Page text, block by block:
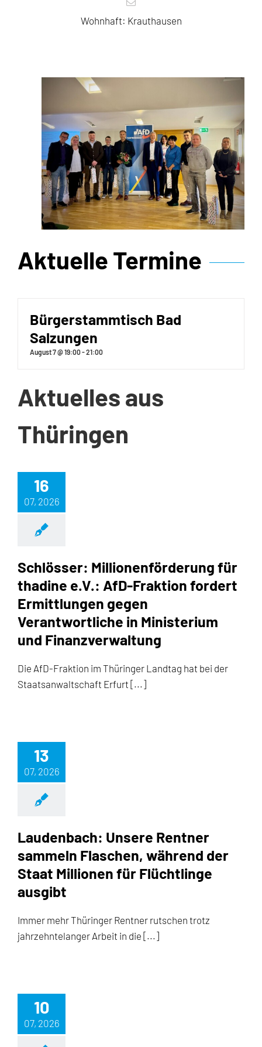
Wohnhaft: Krauthausen
Aktuelle Termine
Bürgerstammtisch Bad
Salzungen
August 7 @ 19:00-21:00
Aktuelles aus
Thüringen
16
07, 2026
Schlösser: Millionenförderung für
thadine e.V.: AfD-Fraktion fordert
Ermittlungen gegen
Verantwortliche in Ministerium
und Finanzverwaltung
Die AfD-Fraktion im Thüringer Landtag hat bei der
Staatsanwaltschaft Erfurt [...]
13
07, 2026
Laudenbach: Unsere Rentner
sammeln Flaschen, während der
Staat Millionen für Flüchtlinge
ausgibt
Immer mehr Thüringer Rentner rutschen trotz
jahrzehntelanger Arbeit in die [...]
10
07, 2026